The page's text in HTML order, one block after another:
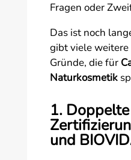
Fragen oder
Das ist noch
gibt viele
Gründe, die für
Naturkosmetik
1.
und